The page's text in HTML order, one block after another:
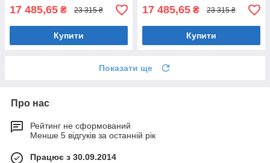
17 485,65 ₴ 23 315 ₴
Купити
17 485,65 ₴ 23 315 ₴
Купити
Показати ще
Про нас
Рейтинг не сформований
Менше 5 відгуків за останній рік
Працює з 30.09.2014